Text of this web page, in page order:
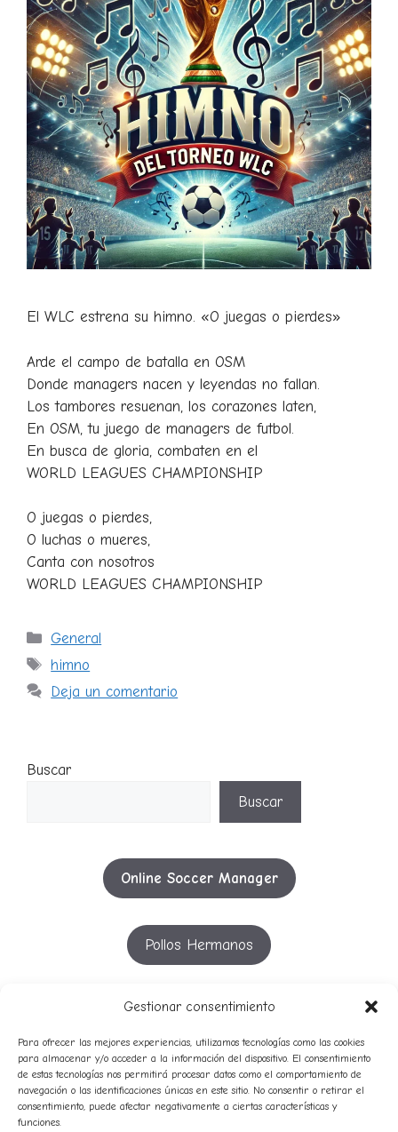
Gestionar consentimiento
Para ofrecer las mejores experiencias, utilizamos tecnologías como las cookies
para almacenar y/o acceder a la información del dispositivo. El consentimiento
de estas tecnologías nos permitirá procesar datos como el comportamiento de
navegación o las identificaciones únicas en este sitio. No consentir o retirar el
consentimiento, puede afectar negativamente a ciertas características y
funciones.
El WLC estrena su himno. «O juegas o pierdes»
Arde el campo de batalla en OSM
Donde managers nacen y leyendas no fallan.
Los tambores resuenan, los corazones laten,
En OSM, tu juego de managers de futbol.
En busca de gloria, combaten en el
WORLD LEAGUES CHAMPIONSHIP
O juegas o pierdes,
O luchas o mueres,
Canta con nosotros
WORLD LEAGUES CHAMPIONSHIP
Categorías
General
Etiquetas
himno
Deja un comentario
Buscar
Buscar
Online Soccer Manager
Pollos Hermanos
YouTube
49º 50º 51º 52º 53º 54º 55º 56º 57º 58º
59º
audio